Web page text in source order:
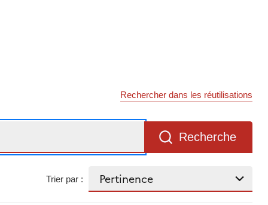
Rechercher dans les réutilisations
Recherche
Trier par :